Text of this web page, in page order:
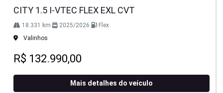
CITY 1.5 I-VTEC FLEX EXL CVT
18.331 km 2025/2026
Flex
Valinhos
R$ 132.990,00
Mais detalhes do veículo